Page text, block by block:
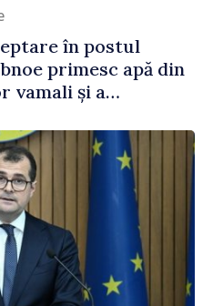
în postul
primesc apă din
vamali și a